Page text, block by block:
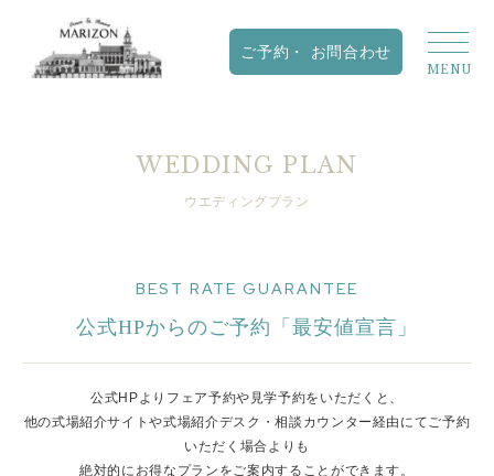
WEDDING PLAN
ウエディングプラン
BEST RATE GUARANTEE
公式HPからのご予約「最安値宣言」
公式HPよりフェア予約や見学予約をいただくと、
他の式場紹介サイトや式場紹介デスク・相談カウンター経由にてご予約
いただく場合よりも
絶対的にお得なプランをご案内することができます。